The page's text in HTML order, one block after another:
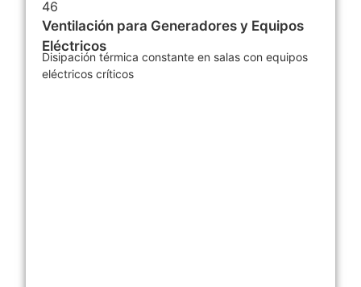
Ventilación para Generadores y Equipos
Eléctricos
Disipación térmica constante en salas con equipos
eléctricos críticos